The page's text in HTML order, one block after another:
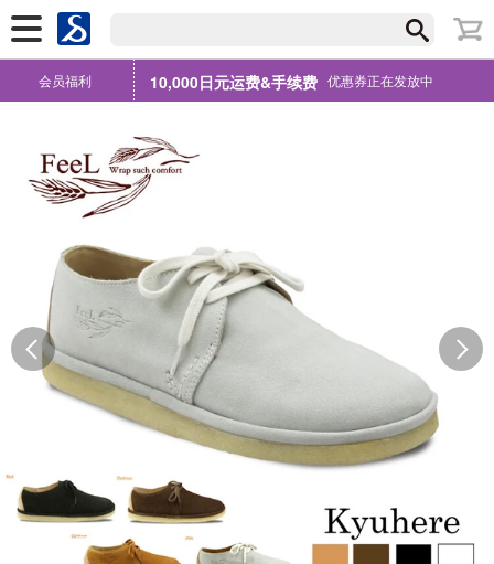
会员福利 10,000日元运费&手续费 优惠券正在发放中